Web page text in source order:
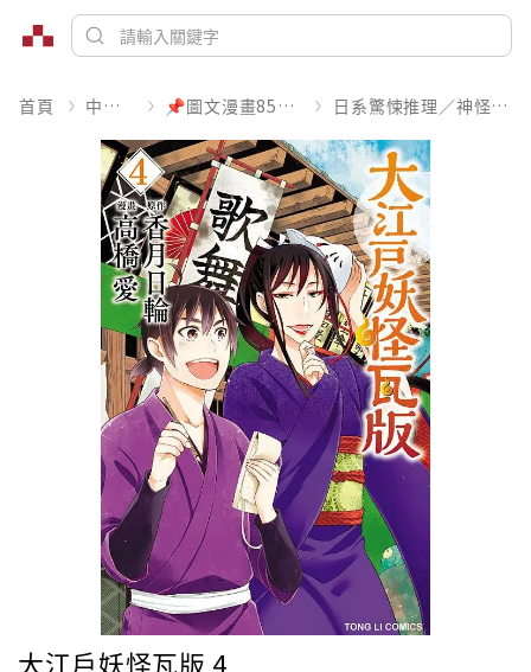
首頁 中文書 📌圖文漫畫85折起 日系驚悚推理／神怪靈異
大江戶妖怪瓦版 4